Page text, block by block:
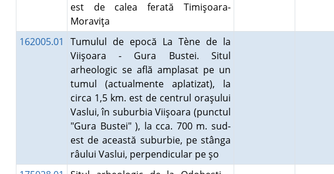
est de calea ferată Timişoara-
Moraviţa
162005.01
Tumulul de epocă La Tène de la
Viişoara - Gura Bustei. Situl
arheologic se află amplasat pe un
tumul (actualmente aplatizat), la
circa 1,5 km. est de centrul oraşului
Vaslui, în suburbia Viişoara (punctul
"Gura Bustei" ), la cca. 700 m. sud-
est de această suburbie, pe stânga
râului Vaslui, perpendicular pe şo